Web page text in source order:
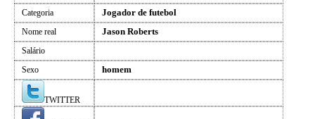
Categoria Jogador de futebol
Nome real Jason Roberts
Salário
Sexo
homem
TWITTER